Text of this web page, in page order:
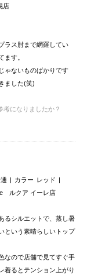
店
ラス肘まで網羅してい
ます。
ゃないものばかりです
ました(笑)
考になりましたか？
カラー レッド
ルクア イーレ店
るシルエットで、蒸し暑
という素晴らしいトップ
なので店舗で見てすぐ手
着るとテンション上がり